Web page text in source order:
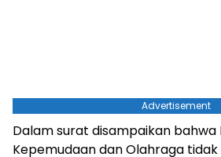
Advertisement
Dalam surat disampaikan bahwa
Kepemudaan dan Olahraga